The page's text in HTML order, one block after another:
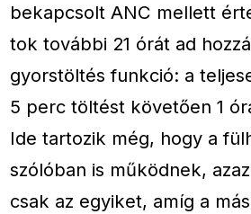
bekapcsolt ANC mellett
tok további 21 órát ad
gyorstöltés funkció: a
5 perc töltést követően 1
Ide tartozik még, hogy a
szólóban is működnek,
csak az egyiket, amíg a